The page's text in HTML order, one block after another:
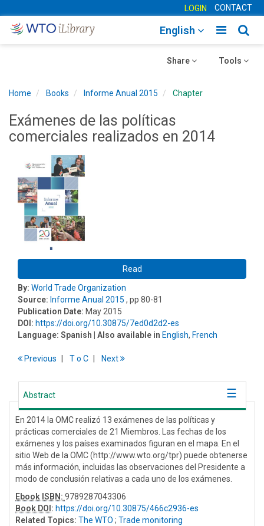
LOGIN CONTACT
Toggle
English
Toggle
Tools
Toggle
Share
Home Books Informe Anual 2015 Chapter
Exámenes de las políticas
comerciales realizados en 2014
Read
By: World Trade Organization
Source: Informe Anual 2015 , pp 80-81
Publication Date: May 2015
DOI: https://doi.org/10.30875/7ed0d2d2-es
Language: Spanish | Also available in English, French
Previous To C Next
Abstract
En 2014 la OMC realizó 13 exámenes de las políticas y
prácticas comerciales de 21 Miembros. Las fechas de los
exámenes y los países examinados figuran en el mapa. En el
sitio Web de la OMC (http://www.wto.org/tpr) puede obtenerse
más información, incluidas las observaciones del Presidente a
modo de conclusión relativas a cada uno de los exámenes.
Ebook ISBN: 9789287043306
Book DOI : https://doi.org/10.30875/466c2936-es
Related Topics: The WTO ; Trade monitoring